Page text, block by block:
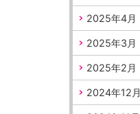
2025年4月
2025年3月
2025年2月
2024年12月